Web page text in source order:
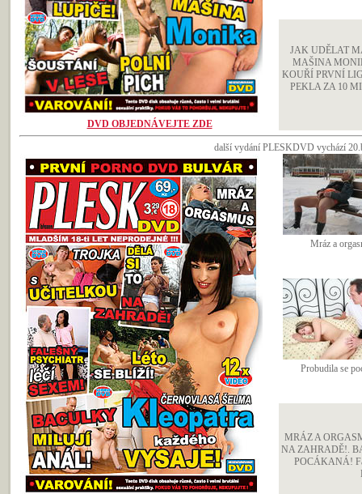
DVD OBJEDNÁVEJTE ZDE
JAK UDĚLAT
MAŠINA
KOUŘÍ PRVNÍ
PEKLA ZA 10
další vydání PLESKDVD vychází
Mráz a
Probudila se
MRÁZ A
NA ZAHRADĚ!.
POCÁKANÁ!